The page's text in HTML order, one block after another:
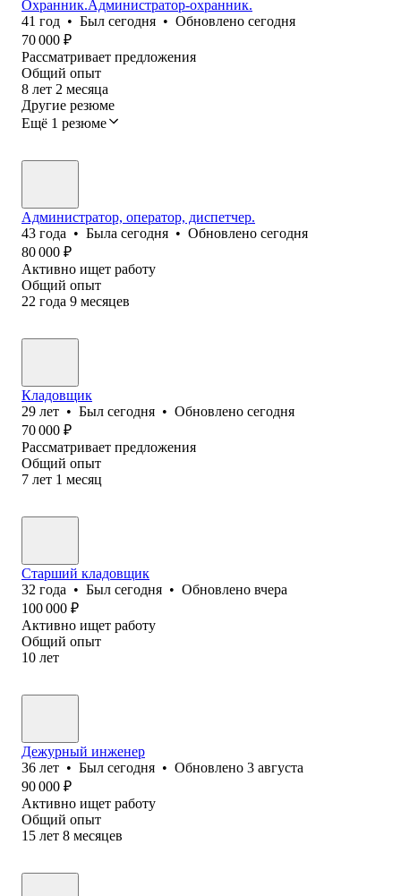
Охранник.Администратор-охранник.
41 год • Был сегодня • Обновлено сегодня
70 000 ₽
Рассматривает предложения
Общий опыт
8 лет 2 месяца
Другие резюме
Ещё 1 резюме
Администратор, оператор, диспетчер.
43 года • Была сегодня • Обновлено сегодня
80 000 ₽
Активно ищет работу
Общий опыт
22 года 9 месяцев
Кладовщик
29 лет • Был сегодня • Обновлено сегодня
70 000 ₽
Рассматривает предложения
Общий опыт
7 лет 1 месяц
Старший кладовщик
32 года • Был сегодня • Обновлено вчера
100 000 ₽
Активно ищет работу
Общий опыт
10 лет
Дежурный инженер
36 лет • Был сегодня • Обновлено 3 августа
90 000 ₽
Активно ищет работу
Общий опыт
15 лет 8 месяцев